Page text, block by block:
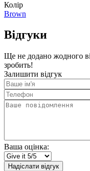
Колір
Brown
Відгуки
Ще не додано жодного
зробить!
Залишити відгук
Ваше
ім'я
Телефон
Ваше
Ваша оцінка:
Надіслати відгук